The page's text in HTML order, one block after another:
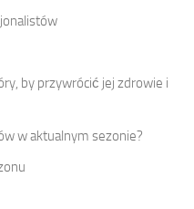
by przywrócić jej zdrowie i
w aktualnym sezonie?